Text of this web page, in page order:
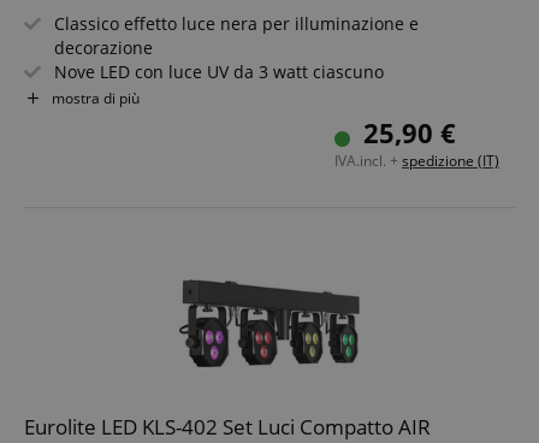
Classico effetto luce nera per illuminazione e
decorazione
Nove LED con luce UV da 3 watt ciascuno
Montaggio semplice su soffitti, pareti, tavoli, ecc.
Supporti di montaggio girevoli a 360° inclusi
Include alimentatore con spina Euro e cavo lungo 1,5 m
Un must per bar, sale per feste e altri locali
mostra di più
25,90 €
IVA.incl. + spedizione (IT)
Eurolite LED KLS-402 Set Luci Compatto AIR